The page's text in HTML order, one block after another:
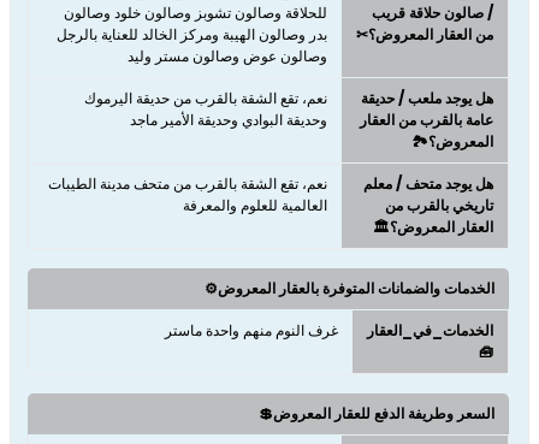
/ صالون حلاقة قريب
من العقار المعروض؟✂
للحلاقة وصالون تشوبز وصالون خلود وصالون
بدر وصالون الهيبة ومركز الخالد للعناية بالرجل
وصالون عوض وصالون مستر وليد
هل يوجد ملعب / حديقة
عامة بالقرب من العقار
المعروض؟🏞️
نعم، تقع الشقة بالقرب من حديقة اليرموك
وحديقة البوادي وحديقة الأمير ماجد
هل يوجد متحف / معلم
تاريخي بالقرب من
العقار المعروض؟🏛️
نعم، تقع الشقة بالقرب من متحف مدينة الطيبات
العالمية للعلوم والمعرفة
الخدمات والضمانات المتوفرة بالعقار المعروض⚙️
الخدمات_في_العقار
🧰
غرف النوم منهم واحدة ماستر
السعر وطريفة الدفع للعقار المعروض💲